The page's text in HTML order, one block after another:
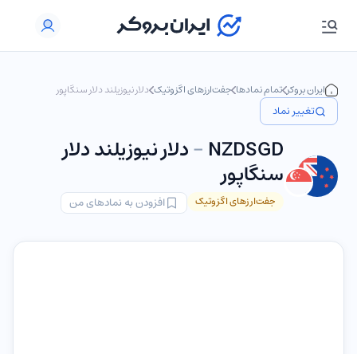
ایران بروکر تمام نمادها جفت‌ارزهای اگزوتیک دلار نیوزیلند دلار سنگاپور
تغییر نماد
NZDSGD
-دلار نیوزیلند دلار
سنگاپور
جفت‌ارزهای اگزوتیک افزودن به نمادهای من